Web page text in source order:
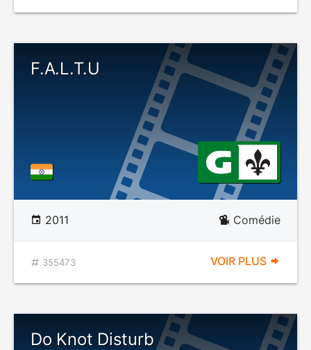
F.A.L.T.U
2011 Comédie
355473 VOIR PLUS
Do Knot Disturb